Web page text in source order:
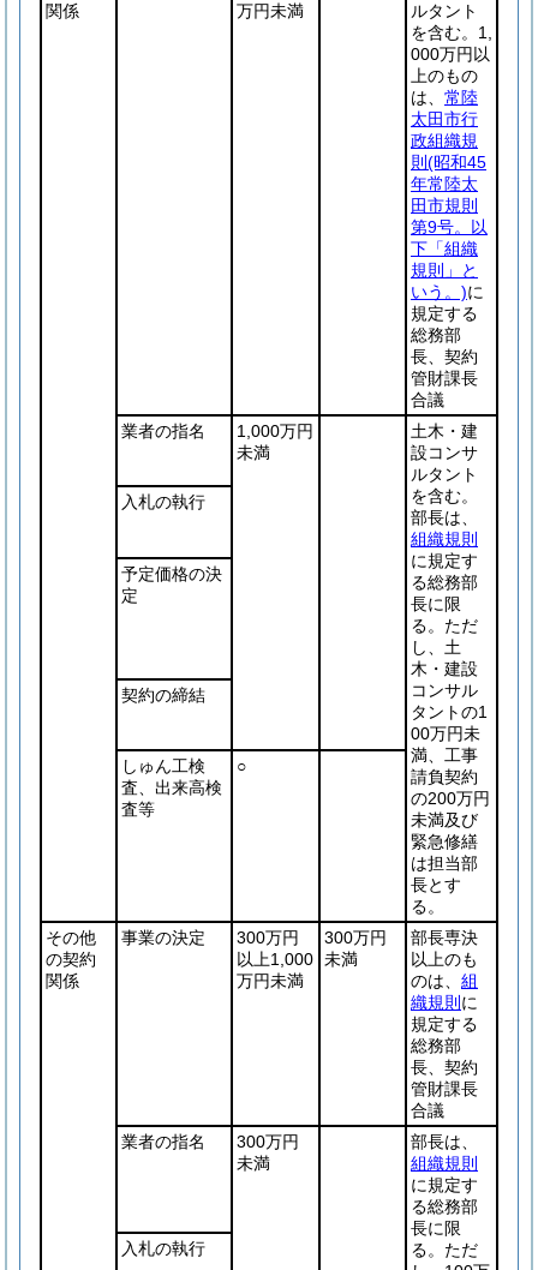
関係
万円未満
ルタント
を含む。1,
000万円以
上のもの
は、 常陸
太田市行
政組織規
則 (昭和45
年常陸太
田市規則
第9号。以
下「組織
規則」と
いう。)に
規定する
総務部
長、契約
管財課長
合議
業者の指名
1,000万円
未満
土木・建
設コンサ
ルタント
を含む。
部長は、
組織規則
に規定す
る総務部
長に限
る。ただ
し、土
木・建設
コンサル
タントの1
00万円未
満、工事
請負契約
の200万円
未満及び
緊急修繕
は担当部
長とす
る。
入札の執行
予定価格の決
定
契約の締結
しゅん工検
査、出来高検
査等
○
その他
の契約
関係
事業の決定
300万円
以上1,000
万円未満
300万円
未満
部長専決
以上のも
のは、 組
織規則 に
規定する
総務部
長、契約
管財課長
合議
業者の指名
300万円
未満
部長は、
組織規則
に規定す
る総務部
長に限
る。ただ
入札の執行